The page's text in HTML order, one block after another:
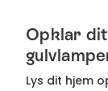
Opklar
Lys dit hjem